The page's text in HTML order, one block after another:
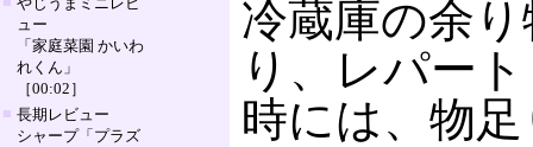
ュー
「家庭菜園 かいわ
れくん」
［00:02］
■ 長期レビュー
シャープ「プラズ
冷蔵庫の余
り、レパー
時には、物